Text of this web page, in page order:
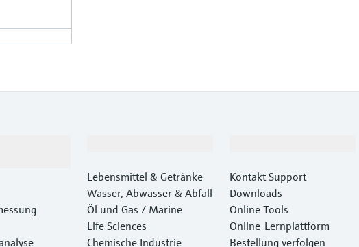
Lebensmittel & Getränke
Wasser, Abwasser & Abfall
Öl und Gas / Marine
Life Sciences
Chemische Industrie
Kontakt Support
Downloads
Online Tools
Online-Lernplattform
Bestellung verfolgen